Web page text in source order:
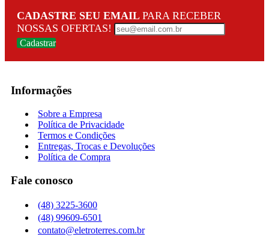
CADASTRE SEU EMAIL PARA RECEBER
NOSSAS OFERTAS!
Cadastrar
Informações
Sobre a Empresa
Política de Privacidade
Termos e Condições
Entregas, Trocas e Devoluções
Política de Compra
Fale conosco
(48) 3225-3600
(48) 99609-6501
contato@eletroterres.com.br